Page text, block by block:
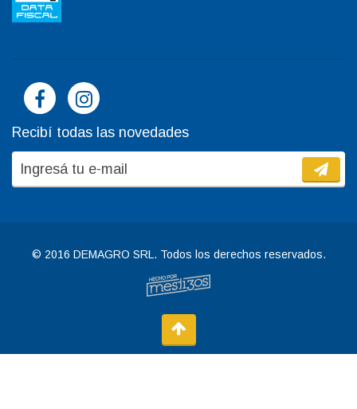
Recibí todas las novedades
© 2016 DEMAGRO SRL. Todos los derechos reservados.